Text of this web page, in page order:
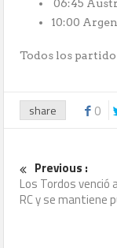
06:45
10:00
Todos los
share 0
Previous :
Los Tordos venció
RC y se mantiene